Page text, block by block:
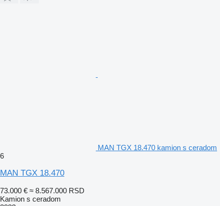
MAN TGX 18.470 kamion s ceradom
6
MAN TGX 18.470
73.000 € ≈ 8.567.000 RSD
Kamion s ceradom